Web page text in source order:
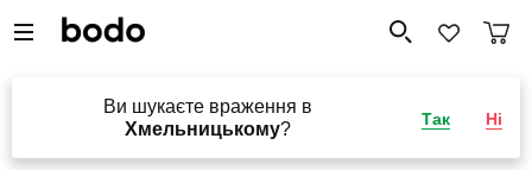
Ви шукаєте враження в
Хмельницькому?
Так Ні